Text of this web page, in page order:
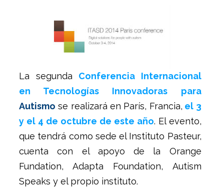
La segunda Conferencia Internacional
en Tecnologías Innovadoras para
Autismo se realizará en París, Francia, el 3
y el 4 de octubre de este año. El evento,
que tendrá como sede el Instituto Pasteur,
cuenta con el apoyo de la Orange
Fundation, Adapta Foundation, Autism
Speaks y el propio instituto.